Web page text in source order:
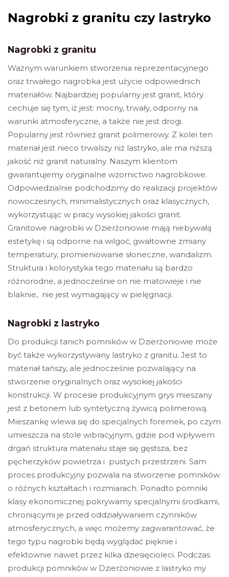
Nagrobki z granitu czy lastryko
Nagrobki z granitu
Ważnym warunkiem stworzenia reprezentacyjnego
oraz trwałego nagrobka jest użycie odpowiednich
materiałów. Najbardziej popularny jest granit, który
cechuje się tym, iż jest: mocny, trwały, odporny na
warunki atmosferyczne, a także nie jest drogi.
Popularny jest również granit polimerowy. Z kolei ten
materiał jest nieco trwalszy niż lastryko, ale ma niższą
jakość niż granit naturalny. Naszym klientom
gwarantujemy oryginalne wzornictwo nagrobkowe.
Odpowiedzialnie podchodzimy do realizacji projektów
nowoczesnych, minimalistycznych oraz klasycznych,
wykorzystując w pracy wysokiej jakości granit.
Granitowe nagrobki w Dzierżoniowie mają niebywałą
estetykę i są odporne na wilgoć, gwałtowne zmiany
temperatury, promieniowanie słoneczne, wandalizm.
Struktura i kolorystyka tego materiału są bardzo
różnorodne, a jednocześnie on nie matowieje i nie
blaknie, nie jest wymagający w pielęgnacji.
Nagrobki z lastryko
Do produkcji tanich pomników w Dzierżoniowie może
być także wykorzystywany lastryko z granitu. Jest to
materiał tańszy, ale jednocześnie pozwalający na
stworzenie oryginalnych oraz wysokiej jakości
konstrukcji. W procesie produkcyjnym grys mieszany
jest z betonem lub syntetyczną żywicą polimerową.
Mieszankę wlewa się do specjalnych foremek, po czym
umieszcza na stole wibracyjnym, gdzie pod wpływem
drgań struktura materiału staje się gęstsza, bez
pęcherzyków powietrza i pustych przestrzeni. Sam
proces produkcyjny pozwala na stworzenie pomników
o różnych kształtach i rozmiarach. Ponadto pomniki
klasy ekonomicznej pokrywamy specjalnymi środkami,
chroniącymi je przed oddziaływaniem czynników
atmosferycznych, a więc możemy zagwarantować, że
tego typu nagrobki będą wyglądać pięknie i
efektownie nawet przez kilka dziesięcioleci. Podczas
produkcji pomników w Dzierżoniowie z lastryko my